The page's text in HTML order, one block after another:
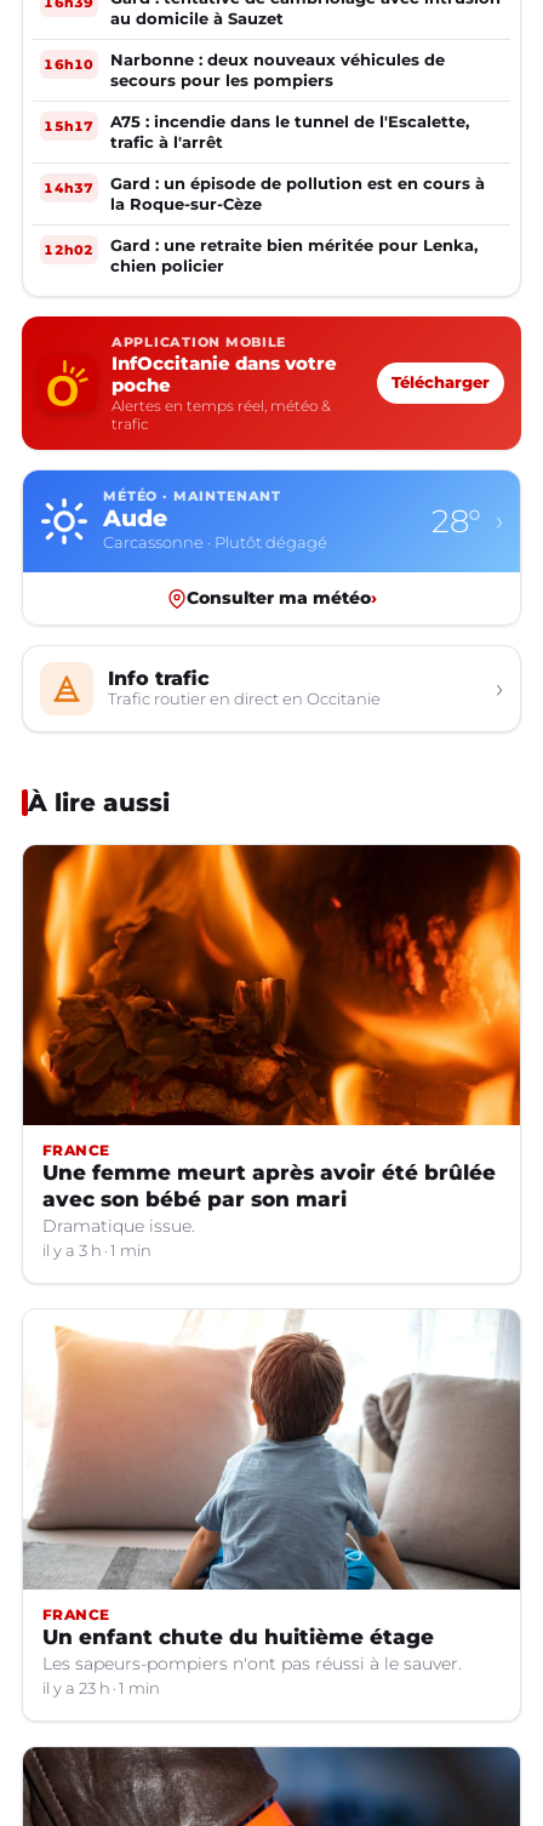
au domicile à Sauzet
16h10
Narbonne : deux nouveaux véhicules de
secours pour les pompiers
15h17
A75 : incendie dans le tunnel de l'Escalette,
trafic à l'arrêt
14h37
Gard : un épisode de pollution est en cours à
la Roque-sur-Cèze
12h02
Gard : une retraite bien méritée pour Lenka,
chien policier
APPLICATION MOBILE
InfOccitanie dans votre
poche
Alertes en temps réel, météo &
trafic
Télécharger
MÉTÉO · MAINTENANT
Aude
Carcassonne · Plutôt dégagé
28° ›
Consulter ma météo›
Info trafic
Trafic routier en direct en Occitanie ›
À lire aussi
FRANCE
Une femme meurt après avoir été brûlée
avec son bébé par son mari
Dramatique issue.
il y a 3 h 1 min
FRANCE
Un enfant chute du huitième étage
Les sapeurs-pompiers n'ont pas réussi à le sauver.
il y a 23 h 1 min